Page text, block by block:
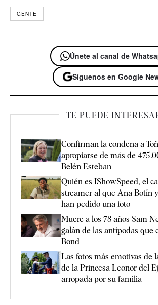
GENTE
Únete al canal de
Síguenos en Google
TE PUEDE
Confirman la condena a
apropiarse de más de
Belén Esteban
Quién es IShowSpeed, el
streamer al que Ana Botín
han pedido una foto
Muere a los 78 años Sam
galán de las antípodas que
Bond
Las fotos más emotivas de
de la Princesa Leonor del
arropada por su familia